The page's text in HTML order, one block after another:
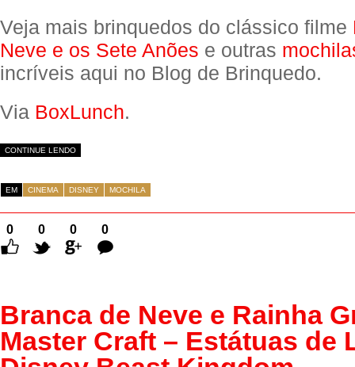
Veja mais brinquedos do clássico filme
Neve e os Sete Anões e outras
incríveis aqui no Blog de Brinquedo.
Via BoxLunch.
CONTINUE LENDO
EM CINEMA DISNEY MOCHILA
0 0 0
0
Comentários
Branca de Neve e Rainha
Master Craft – Estátuas de